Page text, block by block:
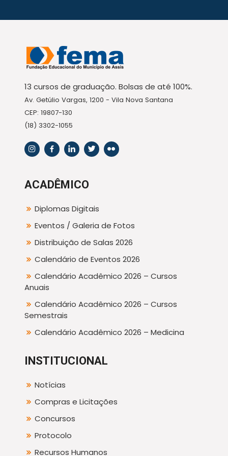
13 cursos de graduação. Bolsas de até 100%.
Av. Getúlio Vargas, 1200 - Vila Nova Santana
CEP: 19807-130
(18) 3302-1055
ACADÊMICO
Diplomas Digitais
Eventos / Galeria de Fotos
Distribuição de Salas 2026
Calendário de Eventos 2026
Calendário Acadêmico 2026 – Cursos
Anuais
Calendário Acadêmico 2026 – Cursos
Semestrais
Calendário Acadêmico 2026 – Medicina
INSTITUCIONAL
Notícias
Compras e Licitações
Concursos
Protocolo
Recursos Humanos